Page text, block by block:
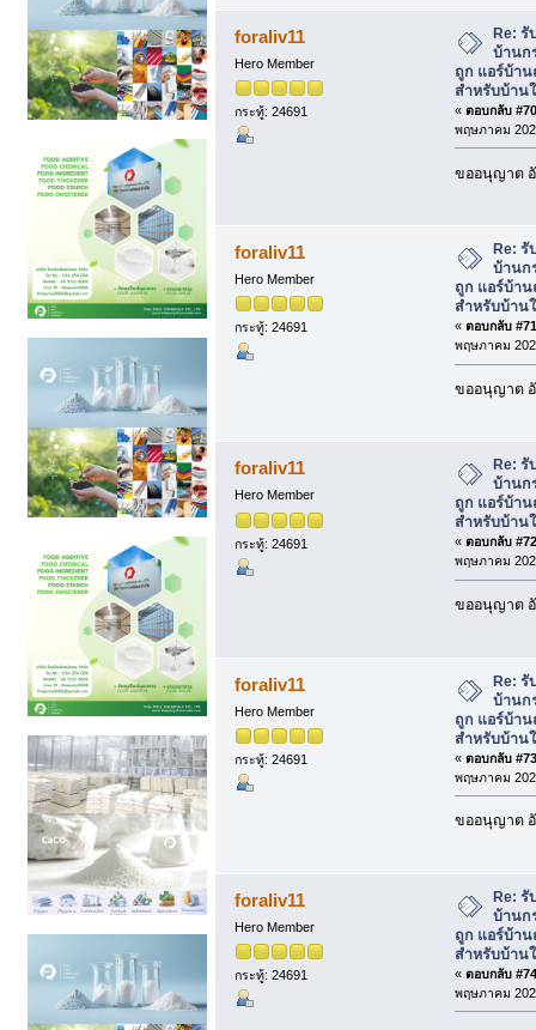
foraliv11
Hero Member
กระทู้: 24691
Re: รั
บ้านก
ถูก แอร์บ้า
สำหรับบ้าน
« ตอบกลับ
พฤษภาคม
ขออนุญาต
foraliv11
Hero Member
กระทู้: 24691
Re: รั
บ้านก
ถูก แอร์บ้า
สำหรับบ้าน
« ตอบกลับ
พฤษภาคม
ขออนุญาต
foraliv11
Hero Member
กระทู้: 24691
Re: รั
บ้านก
ถูก แอร์บ้า
สำหรับบ้าน
« ตอบกลับ
พฤษภาคม
ขออนุญาต
foraliv11
Hero Member
กระทู้: 24691
Re: รั
บ้านก
ถูก แอร์บ้า
สำหรับบ้าน
« ตอบกลับ
พฤษภาคม
ขออนุญาต
foraliv11
Hero Member
กระทู้: 24691
Re: รั
บ้านก
ถูก แอร์บ้า
สำหรับบ้าน
« ตอบกลับ
พฤษภาคม